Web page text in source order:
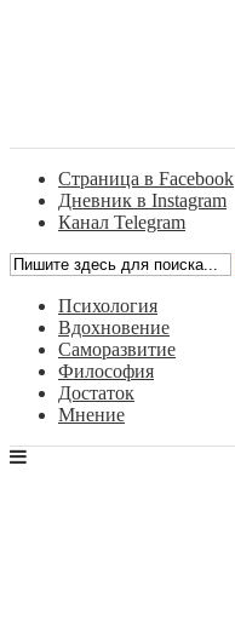
Страница в Facebook
Дневник в Instagram
Канал Telegram
Психология
Вдохновение
Саморазвитие
Философия
Достаток
Мнение